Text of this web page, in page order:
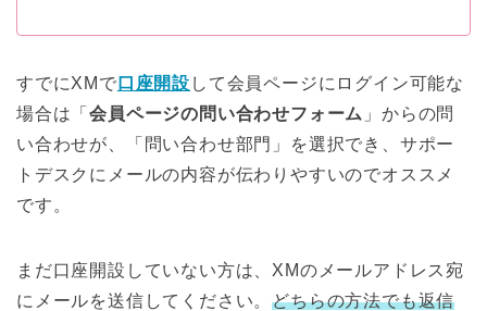
すでにXMで 口座開設 して会員ページにログイン可能な
場合は「会員ページの問い合わせフォーム 」からの問
い合わせが、「問い合わせ部門」を選択でき、サポー
トデスクにメールの内容が伝わりやすいのでオススメ
です。
まだ口座開設していない方は、XMのメールアドレス宛
にメールを送信してください。どちらの方法でも返信